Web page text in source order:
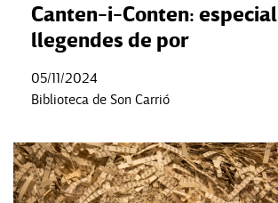
Canten-i-Conten: especial
llegendes de por
05/11/2024
Biblioteca de Son Carrió